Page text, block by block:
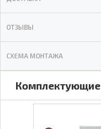
ОТЗЫВЫ
СХЕМА МОНТАЖА
Комплектующие